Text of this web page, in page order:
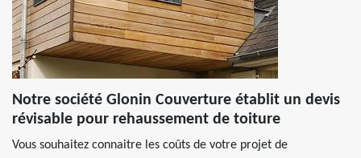
Notre société Glonin Couverture établit un devis
révisable pour rehaussement de toiture
Vous souhaitez connaitre les coûts de votre projet de